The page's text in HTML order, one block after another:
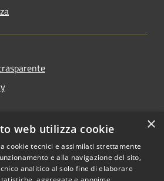
×
web utilizza cookie
cookie tecnici e assimilati strettamente
e alla navigazione del sito,
analitico al solo fine di elaborare